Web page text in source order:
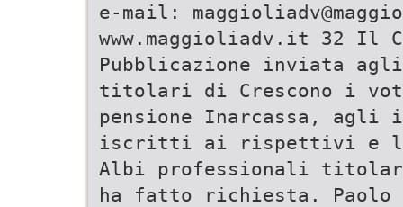
e-mail:
www.maggioliadv.it 32 Il
Pubblicazione inviata
titolari di Crescono i
pensione Inarcassa,
iscritti ai rispettivi e la
Albi professionali
ha fatto richiesta. Paolo